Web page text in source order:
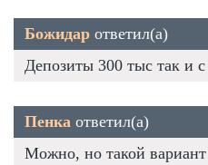
Божидар ответил(а)
Депозиты 300 тыс так и
Пенка ответил(а)
Можно, но такой